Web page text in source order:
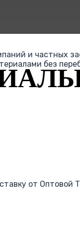
и частных
без
от Оптовой